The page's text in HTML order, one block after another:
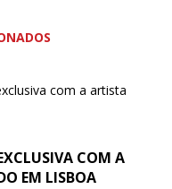
COM A
EM LISBOA